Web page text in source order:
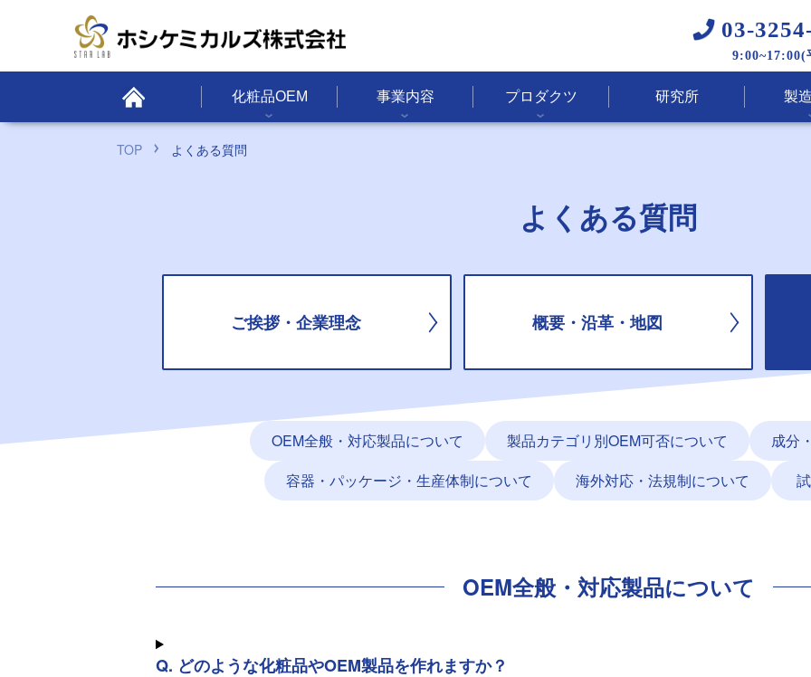
03-
9:00~17:00(
化粧品OEM 事業内容 プロダクツ 研究所 製
TOP よくある質問
よくある質問
ご挨拶・企業理念 概要・沿革・地図
OEM全般・対応製品について 製品カテゴリ別OEM可否について
成分
容器・パッケージ・ 生産体制について 海外対応・法規制について
OEM全般・対応製品について
Q. どのような化粧品やOEM製品を作れますか？